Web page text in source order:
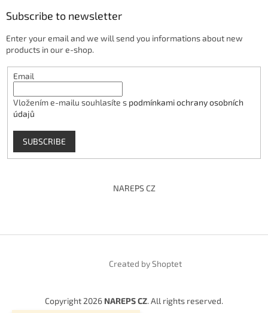
Subscribe to newsletter
Enter your email and we will send you informations about new
products in our e-shop.
Email
Vložením e-mailu souhlasíte s podmínkami ochrany osobních
údajů
SUBSCRIBE
NAREPS CZ
Created by Shoptet
Copyright 2026 NAREPS CZ. All rights reserved.